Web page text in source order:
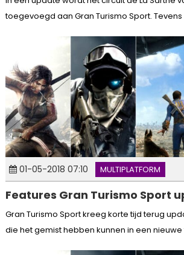
toegevoegd aan Gran Turismo Sport. Tevens
01-05-2018 07:10 MULTIPLATFORM
Features Gran Turismo Sport
Gran Turismo Sport kreeg korte tijd terug
die het gemist hebben kunnen in een nieuwe